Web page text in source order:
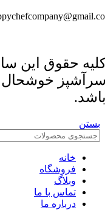
حقوق این
خوشحال
بستن
خانه
فروشگاه
وبلاگ
تماس با ما
درباره ما